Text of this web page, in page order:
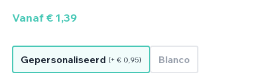
Vanaf € 1,39
Gepersonaliseerd (+ € 0,95) Blanco